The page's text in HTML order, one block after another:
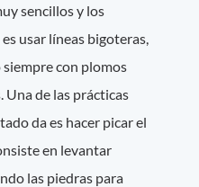
sencillos y los
usar líneas bigoteras,
con plomos
Una de las prácticas
da es hacer picar el
en levantar
las piedras para